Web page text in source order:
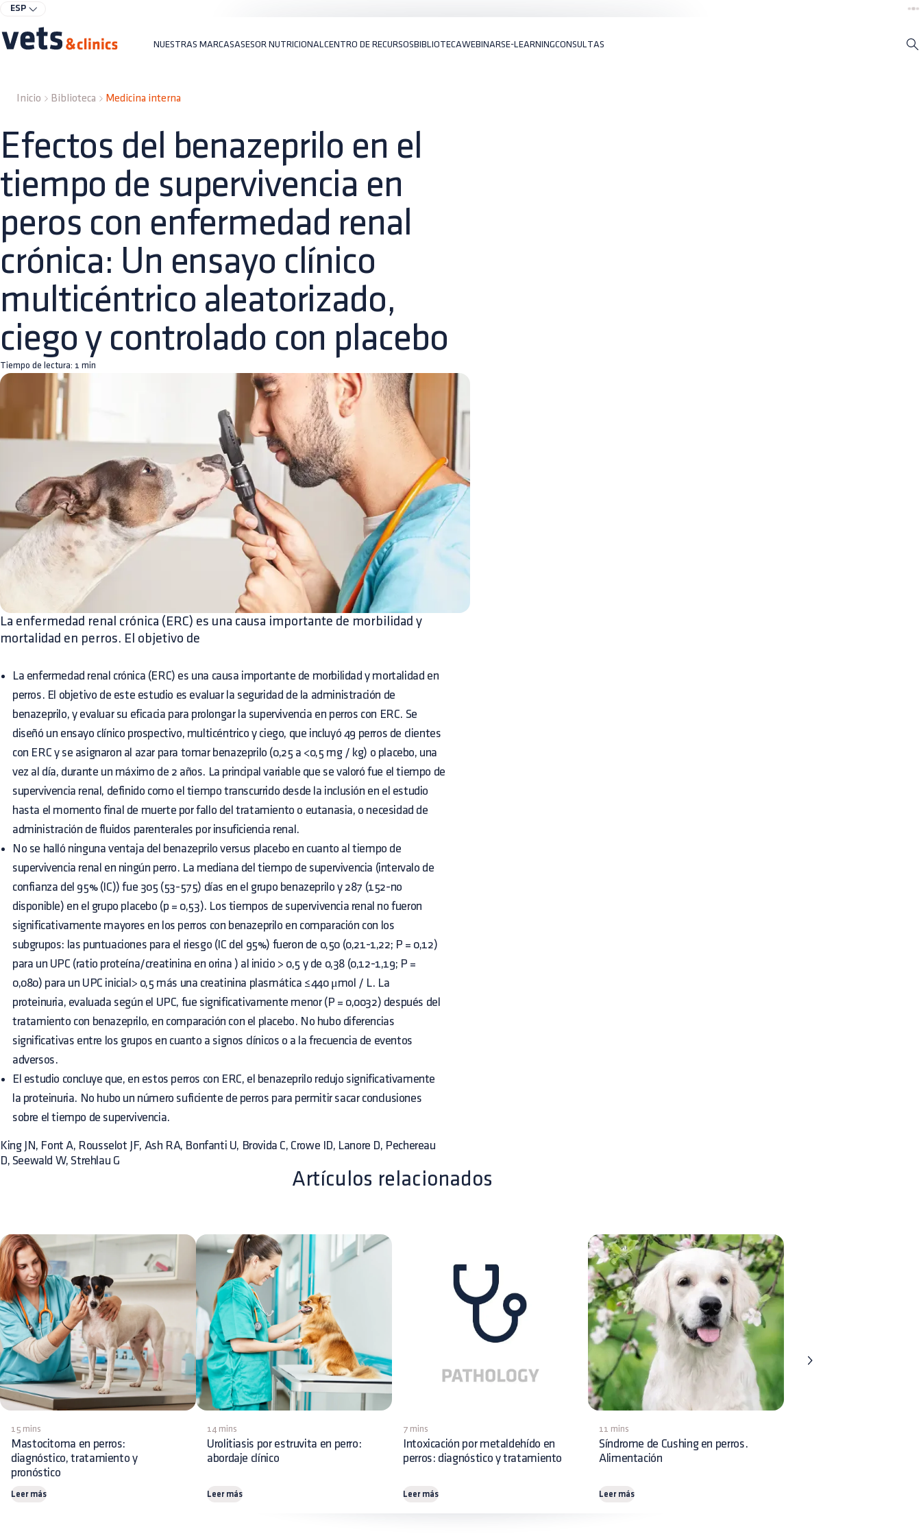
ESP
NUESTRAS MARCASASESOR NUTRICIONAL CENTRO DE RECURSOSBIBLIOTECAWEBINARSE-LEARNINGCONSULTAS
Inicio Biblioteca Medicina interna
Efectos del benazeprilo en el
tiempo de supervivencia en
peros con enfermedad renal
crónica: Un ensayo clínico
multicéntrico aleatorizado,
ciego y controlado con placebo
Tiempo de lectura: 1 min
La enfermedad renal crónica (ERC) es una causa importante de morbilidad y
mortalidad en perros. El objetivo de
La enfermedad renal crónica (ERC) es una causa importante de morbilidad y mortalidad en
perros. El objetivo de este estudio es evaluar la seguridad de la administración de
benazeprilo, y evaluar su eficacia para prolongar la supervivencia en perros con ERC. Se
diseñó un ensayo clínico prospectivo, multicéntrico y ciego, que incluyó 49 perros de clientes
con ERC y se asignaron al azar para tomar benazeprilo (0,25 a <0,5 mg / kg) o placebo, una
vez al día, durante un máximo de 2 años. La principal variable que se valoró fue el tiempo de
supervivencia renal, definido como el tiempo transcurrido desde la inclusión en el estudio
hasta el momento final de muerte por fallo del tratamiento o eutanasia, o necesidad de
administración de fluidos parenterales por insuficiencia renal.
No se halló ninguna ventaja del benazeprilo versus placebo en cuanto al tiempo de
supervivencia renal en ningún perro. La mediana del tiempo de supervivencia (intervalo de
confianza del 95% (IC)) fue 305 (53-575) días en el grupo benazeprilo y 287 (152-no
disponible) en el grupo placebo (p = 0,53). Los tiempos de supervivencia renal no fueron
significativamente mayores en los perros con benazeprilo en comparación con los
subgrupos: las puntuaciones para el riesgo (IC del 95%) fueron de 0,50 (0,21-1,22; P = 0,12)
para un UPC (ratio proteína/creatinina en orina ) al inicio > 0,5 y de 0,38 (0,12-1,19; P =
0,080) para un UPC inicial> 0,5 más una creatinina plasmática ≤440 μmol / L. La
proteinuria, evaluada según el UPC, fue significativamente menor (P = 0,0032) después del
tratamiento con benazeprilo, en comparación con el placebo. No hubo diferencias
significativas entre los grupos en cuanto a signos clínicos o a la frecuencia de eventos
adversos.
El estudio concluye que, en estos perros con ERC, el benazeprilo redujo significativamente
la proteinuria. No hubo un número suficiente de perros para permitir sacar conclusiones
sobre el tiempo de supervivencia.
King JN, Font A, Rousselot JF, Ash RA, Bonfanti U, Brovida C, Crowe ID, Lanore D, Pechereau
D, Seewald W, Strehlau G
Artículos relacionados
15 mins
Mastocitoma en perros:
diagnóstico, tratamiento y
pronóstico
Leer más
14 mins
Urolitiasis por estruvita en perro:
abordaje clínico
Leer más
7 mins
Intoxicación por metaldehído en
perros: diagnóstico y tratamiento
Leer más
11 mins
Síndrome de Cushing en perros.
Alimentación
Leer más